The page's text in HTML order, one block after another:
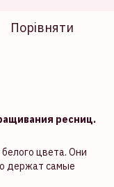
Порівняти
ресниц.
цвета. Они
держат самые